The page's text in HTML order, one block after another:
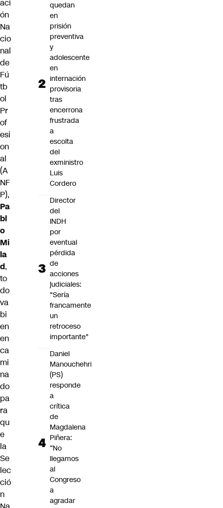
aci
ón
Na
cio
nal
de
Fú
tb
ol
Pr
of
esi
on
al
(A
NF
P),
Pa
bl
o
Mi
la
d,
to
do
va
bi
en
en
ca
mi
na
do
pa
ra
qu
e
la
Se
lec
ció
n
quedan
en
prisión
preventiva
y
adolescente
en
internación
provisoria
tras
encerrona
frustrada
a
escolta
del
exministro
Luis
Cordero
Director
del
INDH
por
eventual
pérdida
de
acciones
judiciales:
"Sería
francamente
un
retroceso
importante"
Daniel
Manouchehri
(PS)
responde
a
crítica
de
Magdalena
Piñera:
“No
llegamos
al
Congreso
a
agradar